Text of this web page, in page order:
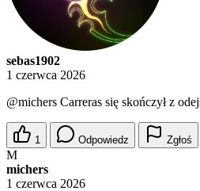
sebas1902
1 czerwca 2026
@michers Carreras się skończył z
1 Odpowiedz Zgłoś
M
michers
1 czerwca 2026